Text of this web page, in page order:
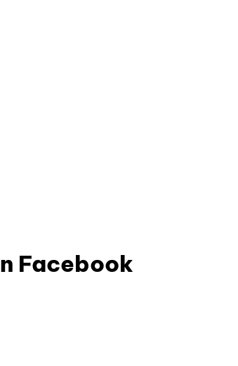
Facebook